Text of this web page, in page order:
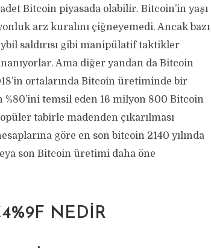
Bitcoin piyasada olabilir. Bitcoin’in yaşı
arz kuralını çiğneyemedi. Ancak bazı
saldırısı gibi manipülatif taktikler
Ama diğer yandan da Bitcoin
ortalarında Bitcoin üretiminde bir
%80’ini temsil eden 16 milyon 800 Bitcoin
tabirle madenden çıkarılması
göre en son bitcoin 2140 yılında
son Bitcoin üretimi daha öne